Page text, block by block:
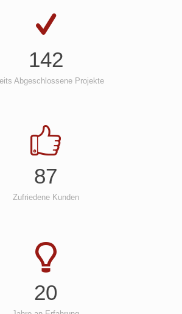
142
Abgeschlossene Projekte
87
Zufriedene Kunden
20